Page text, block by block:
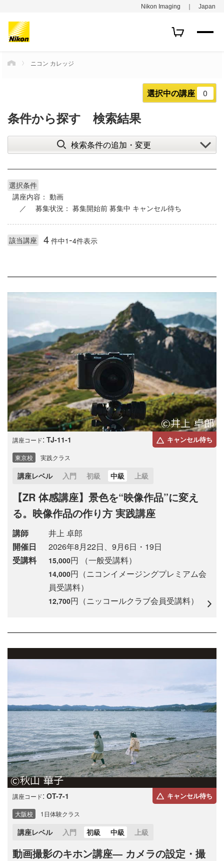
Nikon Imaging ｜ Japan
HOMEニコン カレッジ
選択中の講座 0
条件から探す 検索結果
検索条件の追加・変更
選択条件
講座内容： 動画
募集状況： 募集開始前 募集中 キャンセル待ち
該当講座 4 件中1 -4件表示
講座コード: TJ-11-1 キャンセル待ち
東京校 実践クラス
講座レベル 入門 初級 中級 上級
【ZR 体感講座】景色を“映像作品”に変え
る。映像作品の作り方 実践講座
講師
井上 卓郎
開催日
2026年8月22日、9月6日・19日
受講料
15,000円 （一般受講料）
14,000円（ニコンイメージングプレミアム会
員受講料）
12,700円（ニッコールクラブ会員受講料）
講座コード: OT-7-1 キャンセル待ち
大阪校 1日体験クラス
講座レベル 入門 初級 中級 上級
動画撮影のキホン講座― カメラの設定・撮